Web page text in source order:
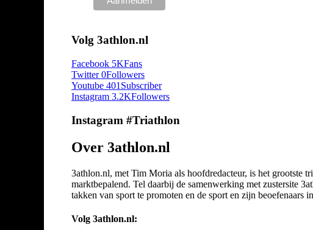
Volg 3athlon.nl
Facebook 5KFans
Twitter 0Followers
Youtube 401 Subscriber
Instagram 3.2KFollowers
Instagram #Triathlon
Over 3athlon.nl
3athlon.nl, met Tim Moria als hoofdredacteur, is het grootste
marktbepalend. Tel daarbij de samenwerking met zustersite
takken van sport te promoten en de sport en zijn beoefenaars
Volg 3athlon.nl: